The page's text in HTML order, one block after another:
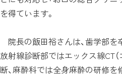
を得ています。
院長の飯田裕さんは、歯学部を
放射線診断部ではエックス線CT
断、麻酔科では全身麻酔の研修